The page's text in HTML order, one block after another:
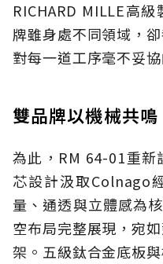
RICHARD MILLE高
牌雖身處不同領域，
對每一道工序毫不妥協
雙品牌以機械共
為此，RM 64-01重新
芯設計汲取Colnago
量、通透與立體感為
空布局完整展現，宛
架。五級鈦合金底板